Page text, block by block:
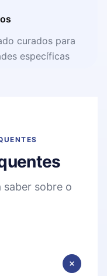
curados para
específicas
saber sobre o